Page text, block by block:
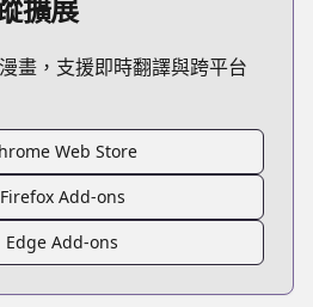
擴展
畫，支援即時翻譯與跨平台
Web Store
Firefox Add-ons
Edge Add-ons